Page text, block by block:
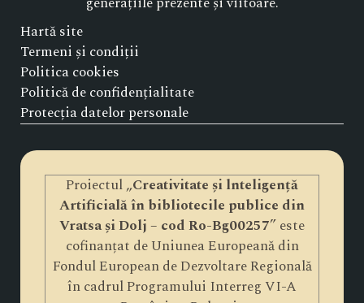
Hartă site
Termeni și condiții
Politica cookies
Politică de confidențialitate
Protecția datelor personale
Proiectul „Creativitate și lnteligență
Artificială în bibliotecile publice din
Vratsa și Dolj – cod Ro-Bg00257” este
cofinanțat de Uniunea Europeană din
Fondul European de Dezvoltare Regională
în cadrul Programului Interreg VI-A